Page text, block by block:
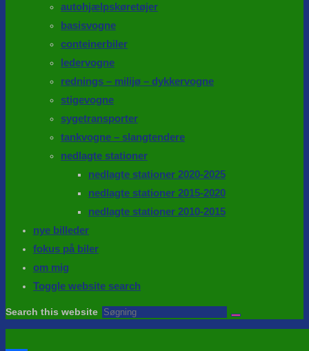
autohjælpskøretøjer
basisvogne
conteinerbiler
ledervogne
rednings – milijø – dykkervogne
stigevogne
sygetransporter
tankvogne – slangtendere
nedlagte stationer
nedlagte stationer 2020-2025
nedlagte stationer 2015-2020
nedlagte stationer 2010-2015
nye billeder
fokus på biler
om mig
Toggle website search
Search this website